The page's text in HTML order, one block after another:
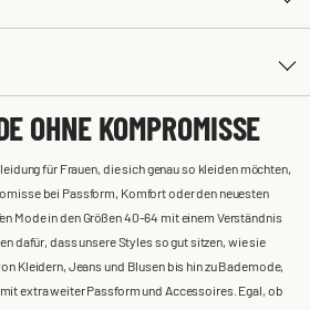
OHNE KOMPROMISSE
für Frauen, die sich genau so kleiden möchten,
bei Passform, Komfort oder den neuesten
Mode in den Größen 40-64 mit einem Verständnis
dafür, dass unsere Styles so gut sitzen, wie sie
Kleidern, Jeans und Blusen bis hin zu Bademode,
extra weiter Passform und Accessoires. Egal, ob